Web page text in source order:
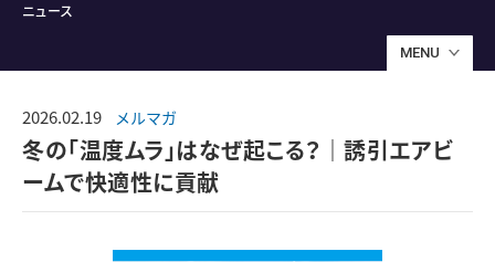
ニュース
2026.02.19 メルマガ
冬の「温度ムラ」はなぜ起こる？｜誘引エアビ
ームで快適性に貢献
MENU